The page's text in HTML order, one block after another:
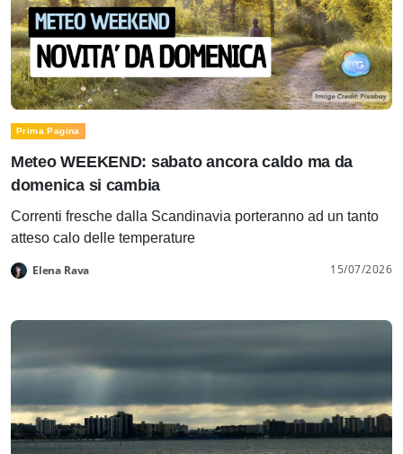
Prima Pagina
Meteo WEEKEND: sabato ancora caldo ma da
domenica si cambia
Correnti fresche dalla Scandinavia porteranno ad un tanto
atteso calo delle temperature
Elena Rava 15/07/2026